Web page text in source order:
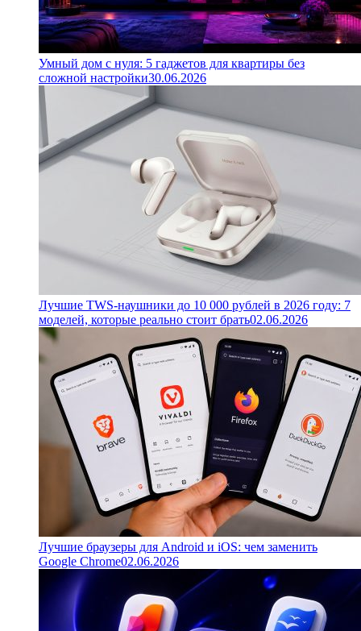
Умный дом с нуля: 5 гаджетов для квартиры без
сложной настройки30.06.2026
Лучшие TWS-наушники до 10 000 рублей в 2026 году: 7
моделей, которые реально стоит брать02.06.2026
Лучшие браузеры для Android и iOS: чем заменить
Google Chrome02.06.2026